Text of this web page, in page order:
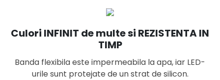
Culori INFINIT de multe si REZISTENTA IN
TIMP
Banda flexibila este impermeabila la apa, iar LED-
urile sunt protejate de un strat de silicon.